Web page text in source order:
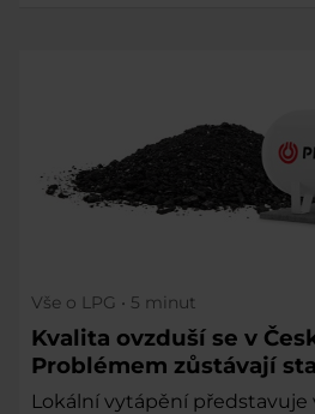
Vše o LPG • 5 minut
Kvalita ovzduší se v
Problémem zůstávají
paliva.
Lokální vytápění představuje